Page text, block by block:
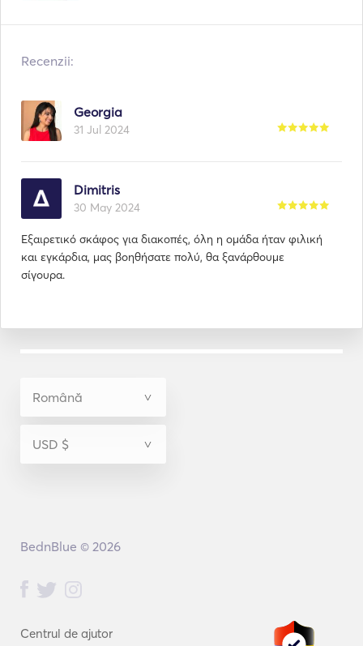
Recenzii:
Georgia
31 Jul 2024
Dimitris
30 May 2024
Εξαιρετικό σκάφος για διακοπές, όλη η ομάδα ήταν φιλική
και εγκάρδια, μας βοηθήσατε πολύ, θα ξανάρθουμε
σίγουρα.
Centrul de ajutor
BednBlue © 2026